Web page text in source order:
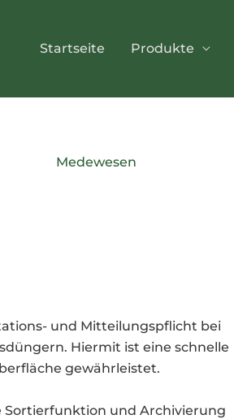
Startseite Produkte
Medewesen
und Mitteilungspflicht bei
Hiermit ist eine schnelle
gewährleistet.
Sortierfunktion und Archivierung